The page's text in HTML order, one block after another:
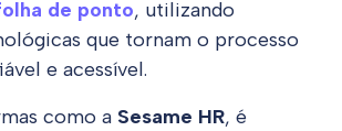
de ponto, utilizando
que tornam o processo
e acessível.
como a Sesame HR, é